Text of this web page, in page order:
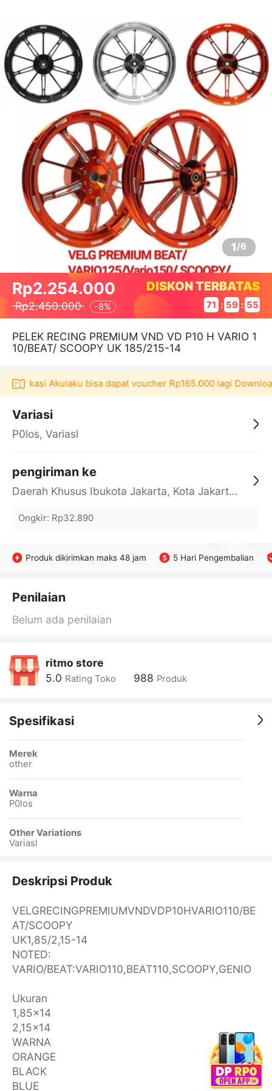
1/6
Rp2.254.000
Rp2.450.000 -8%
DISKON TERBATAS
71 : 59 : 54
PELEK RECING PREMIUM VND VD P10 H VARIO 1
10/BEAT/ SCOOPY UK 185/215-14
aplikasi Akulaku bisa dapat voucher Rp165.000 lagi
Variasi
P0los, Variasl
pengiriman ke
Daerah Khusus Ibukota Jakarta, Kota Jakarta Barat, Cengkareng, yy
Ongkir: Rp32.890
Produk dikirimkan maks 48 jam 5 Hari Pengembalian
Penilaian
Belum ada penilaian
ritmo store
5.0 Rating Toko 988 Produk
Spesifikasi
Merek
other
Warna
P0los
Other Variations
Variasl
Deskripsi Produk
VELGRECINGPREMIUMVNDVDP10HVARIO110/BE
AT/SCOOPY
UK1,85/2,15-14
NOTED:
VARIO/BEAT:VARIO110,BEAT110,SCOOPY,GENIO
Ukuran
1,85x14
2,15x14
WARNA
ORANGE
BLACK
BLUE